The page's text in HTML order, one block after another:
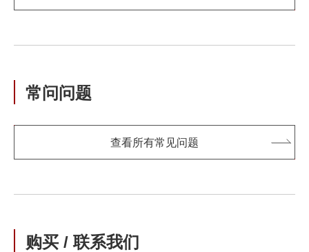
常问问题
查看所有常见问题
购买 / 联系我们